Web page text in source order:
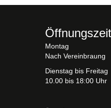
Montag
Nach Vereinbraung
Dienstag bis Freitag
10.00 bis 18:00 Uhr